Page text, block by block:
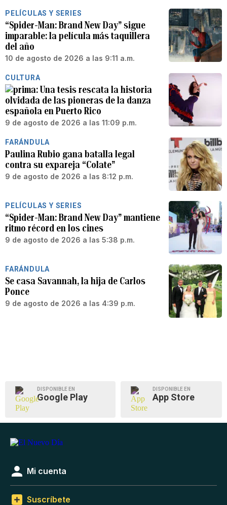
PELÍCULAS Y SERIES
“Spider-Man: Brand New Day” sigue
imparable: la película más taquillera
del año
10 de agosto de 2026 a las 9:11 a.m.
CULTURA
Una tesis rescata la historia
olvidada de las pioneras de la danza
española en Puerto Rico
9 de agosto de 2026 a las 11:09 p.m.
FARÁNDULA
Paulina Rubio gana batalla legal
contra su expareja “Colate”
9 de agosto de 2026 a las 8:12 p.m.
PELÍCULAS Y SERIES
“Spider-Man: Brand New Day” mantiene
ritmo récord en los cines
9 de agosto de 2026 a las 5:38 p.m.
FARÁNDULA
Se casa Savannah, la hija de Carlos
Ponce
9 de agosto de 2026 a las 4:39 p.m.
DISPONIBLE EN
Google Play
DISPONIBLE EN
App Store
Mi cuenta
Suscríbete